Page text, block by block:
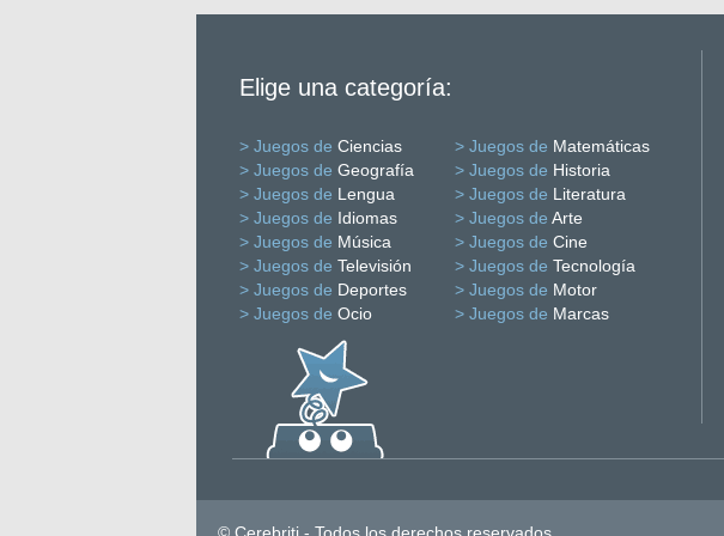
Elige una categoría:
> Juegos de Ciencias > Juegos de Matemáticas
> Juegos de Geografía > Juegos de Historia
> Juegos de Lengua > Juegos de Literatura
> Juegos de Idiomas > Juegos de Arte
> Juegos de Música > Juegos de Cine
> Juegos de Televisión > Juegos de Tecnología
> Juegos de Deportes > Juegos de Motor
> Juegos de Ocio > Juegos de Marcas